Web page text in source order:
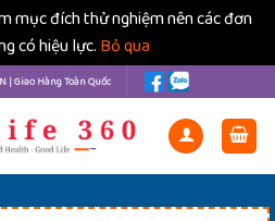
mục đích thử nghiệm nên các đơn
có hiệu lực.Bỏ qua
| Giao Hàng Toàn Quốc